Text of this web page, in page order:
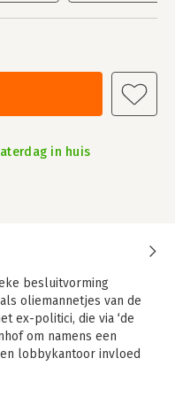
in huis
besluitvorming
oliemannetjes van de
ex-politici, die via ‘de
om namens een
lobbykantoor invloed